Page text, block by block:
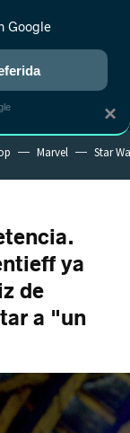
NUEVO
RANKINGS CINE
Marvel Star
ya
de
a "un
×
Google